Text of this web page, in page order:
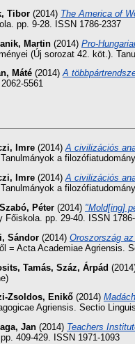
Tibor (2014) The America of
pp. 9-28. ISSN 1786-2337
Martin (2014) Pro-
(Új sorozat 42. köt.).
Máté (2014)A
2062-5561
Imre (2014)A civilizációs
a
Imre (2014)A civilizációs
a
Péter (2014) "Mold[ing]
Főiskola. pp. 29-40. ISSN
Sándor (2014) Oroszország
= Acta Academiae Agriensis.
Tamás, Száz, Árpád
Zsoldos, Enikő (2014)
Agriensis. Sectio
Jan (2014) Teachers
409-429. ISSN 1971-1093